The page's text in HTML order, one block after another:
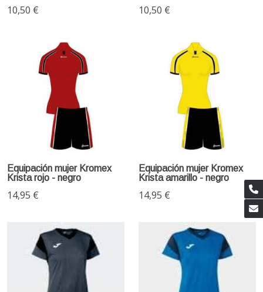
10,50 € 10,50 €
Equipación mujer Kromex
Krista rojo - negro
14,95 €
Equipación mujer Kromex
Krista amarillo - negro
14,95 €